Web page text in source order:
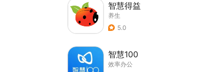
智慧得益
养生
5.0
智慧100
效率办公